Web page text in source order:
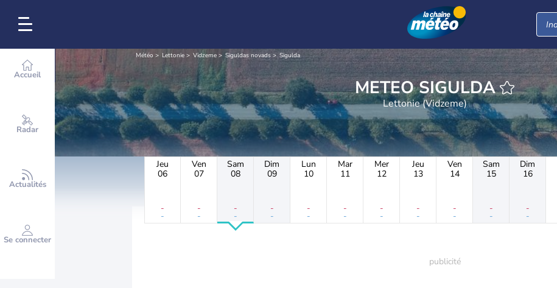
Accueil
Radar
Actualités
Se connecter
Météo Lettonie Vidzeme Siguldas novads Sigulda
METEO SIGULDA
Lettonie (Vidzeme)
Jeu
06
-
-
Ven
07
-
-
Sam
08
-
-
Dim
09
-
-
Lun
10
-
-
Mar
11
-
-
Mer
12
-
-
Jeu
13
-
-
Ven
14
-
-
Sam
15
-
-
Dim
16
-
-